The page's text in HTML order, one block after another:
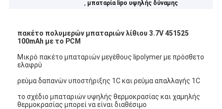
, μπαταρία lipo υψηλής δύναμης
πακέτο πολυμερών μπαταριών λίθιου 3.7V 451525
100mAh με το PCM
Μικρό πακέτο μπαταριών μεγέθους lipolymer με πρόσθετο
ελαφρύ
ρεύμα δαπανών υποστήριξης 1C και ρεύμα απαλλαγής 1C
το σχέδιο μπαταριών υψηλής θερμοκρασίας και χαμηλής
θερμοκρασίας μπορεί να είναι διαθέσιμο